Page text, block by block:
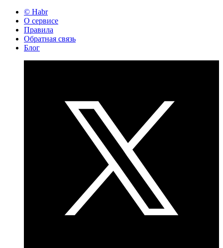
© Habr
О сервисе
Правила
Обратная связь
Блог